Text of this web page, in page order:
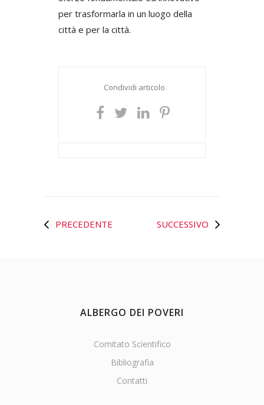
per trasformarla in un luogo della
città e per la città.
Condividi articolo
PRECEDENTE SUCCESSIVO
ALBERGO DEI POVERI
Comitato Scientifico
Bibliografia
Contatti